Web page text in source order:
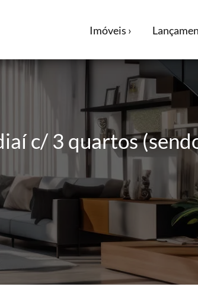
Imóveis ›
c/ 3 quartos